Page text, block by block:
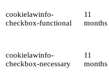
cookielawinfo-
checkbox-functional
11
months
cookielawinfo-
checkbox-necessary
11
months